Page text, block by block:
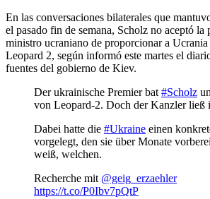
En las conversaciones bilaterales que
el pasado fin de semana, Scholz no aceptó
ministro ucraniano de proporcionar a Ucrania
Leopard 2, según informó este martes el
fuentes del gobierno de Kiev.
Der ukrainische Premier bat #Scholz
von Leopard-2. Doch der Kanzler ließ
Dabei hatte die #Ukraine einen
vorgelegt, den sie über Monate
weiß, welchen.
Recherche mit @geig_erzaehler
https://t.co/P0Ibv7pQtP